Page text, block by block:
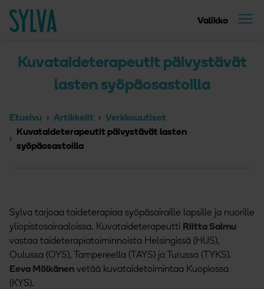
Valikko
Kuvataideterapeutit päivystävät
lasten syöpäosastoilla
Etusivu Artikkelit
Verkkouutiset
Kuvataideterapeutit päivystävät lasten
syöpäosastoilla
Sylva tarjoaa taideterapiaa syöpäsairaille lapsille ja nuorille
yliopistosairaaloissa. Kuvataideterapeutti Riitta Salmu
vastaa taideterapiatoiminnoista Helsingissä (HUS),
Oulussa (OYS), Tampereella (TAYS) ja Turussa (TYKS).
Eeva Mölkänen vetää kuvataidetoimintaa Kuopiossa
(KYS).